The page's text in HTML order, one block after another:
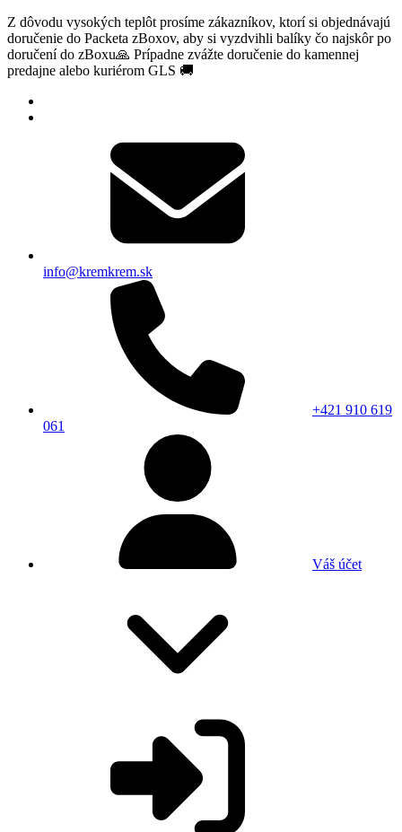
Z dôvodu vysokých teplôt prosíme zákazníkov, ktorí si objednávajú
doručenie do Packeta zBoxov, aby si vyzdvihli balíky čo najskôr po
doručení do zBoxu🙏 Prípadne zvážte doručenie do kamennej
predajne alebo kuriérom GLS 🚚
info@kremkrem.sk
+421 910 619
061
Váš účet